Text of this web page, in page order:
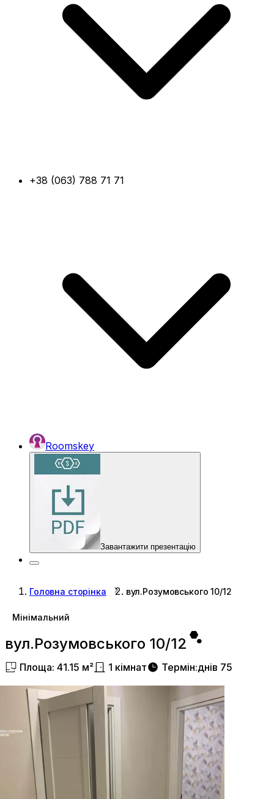
+38 (063) 788 71 71
Roomskey
Завантажити презентацію
Головна сторінка вул.Розумовського 10/12
Мінімальний
вул.Розумовського 10/12
Площа: 41.15 м² 1 кімнат Термін:днів 75